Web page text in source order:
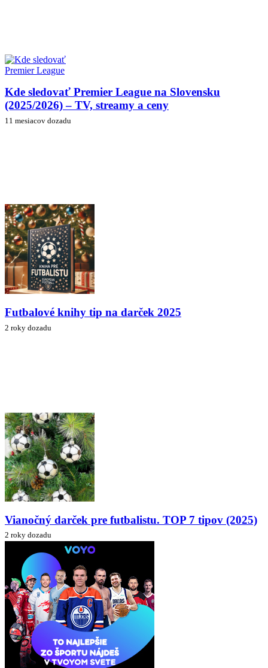
Kde sledovať Premier League na Slovensku
(2025/2026) – TV, streamy a ceny
11 mesiacov dozadu
Futbalové knihy tip na darček 2025
2 roky dozadu
Vianočný darček pre futbalistu. TOP 7 tipov (2025)
2 roky dozadu